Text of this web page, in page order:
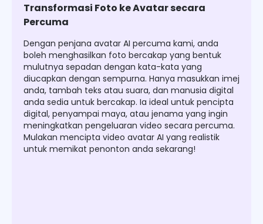
Transformasi Foto ke Avatar secara
Percuma
Dengan penjana avatar AI percuma kami, anda
boleh menghasilkan foto bercakap yang bentuk
mulutnya sepadan dengan kata-kata yang
diucapkan dengan sempurna. Hanya masukkan imej
anda, tambah teks atau suara, dan manusia digital
anda sedia untuk bercakap. Ia ideal untuk pencipta
digital, penyampai maya, atau jenama yang ingin
meningkatkan pengeluaran video secara percuma.
Mulakan mencipta video avatar AI yang realistik
untuk memikat penonton anda sekarang!